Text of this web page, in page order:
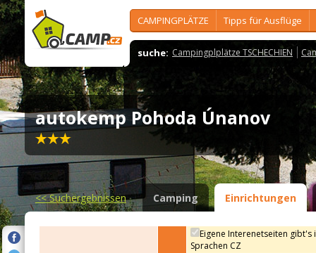
CAMPINGPLÄTZE Tipps für Ausflüge
suche: Campingplplätze TSCHECHIEN
autokemp Pohoda Únanov
<<Suchergebnissen Camping Einrichtungen
Eigene Interenetseiten gibt's
Sprachen CZ